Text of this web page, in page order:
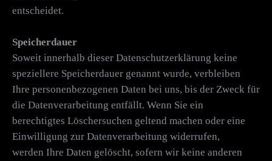
entscheidet.
Speicherdauer
Soweit innerhalb dieser Datenschutzerklärung keine
speziellere Speicherdauer genannt wurde, verbleiben
Ihre personenbezogenen Daten bei uns, bis der Zweck für
die Datenverarbeitung entfällt. Wenn Sie ein
berechtigtes Löschersuchen geltend machen oder eine
Einwilligung zur Datenverarbeitung widerrufen,
werden Ihre Daten gelöscht, sofern wir keine anderen